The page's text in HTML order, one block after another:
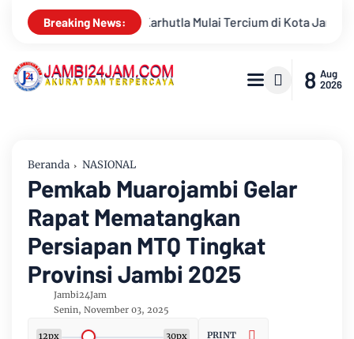
Breaking News:
di Kota Jambi, Warga Diminta Waspada Hadapi Puncak
8 Aug
2026
Beranda NASIONAL
Pemkab Muarojambi Gelar
Rapat Mematangkan
Persiapan MTQ Tingkat
Provinsi Jambi 2025
Jambi24Jam
Senin, November 03, 2025
12px 30px PRINT